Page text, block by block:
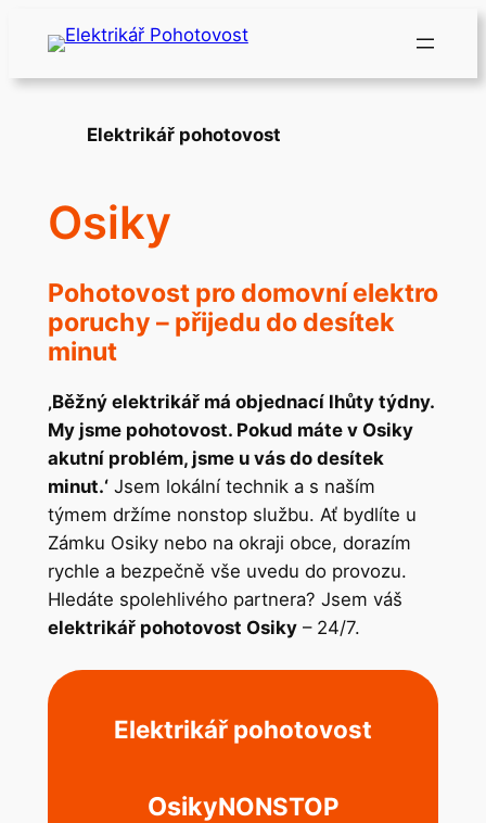
Přeskočit
obsah
Elektrikář pohotovost
Osiky
Pohotovost pro domovní elektro
poruchy – přijedu do desítek
minut
‚Běžný elektrikář má objednací lhůty týdny.
My jsme pohotovost. Pokud máte v Osiky
akutní problém, jsme u vás do desítek
minut.‘Jsem lokální technik a s naším
týmem držíme nonstop službu. Ať bydlíte u
Zámku Osiky nebo na okraji obce, dorazím
rychle a bezpečně vše uvedu do provozu.
Hledáte spolehlivého partnera? Jsem váš
elektrikář pohotovost Osiky– 24/7.
Elektrikář pohotovost
OsikyNONSTOP